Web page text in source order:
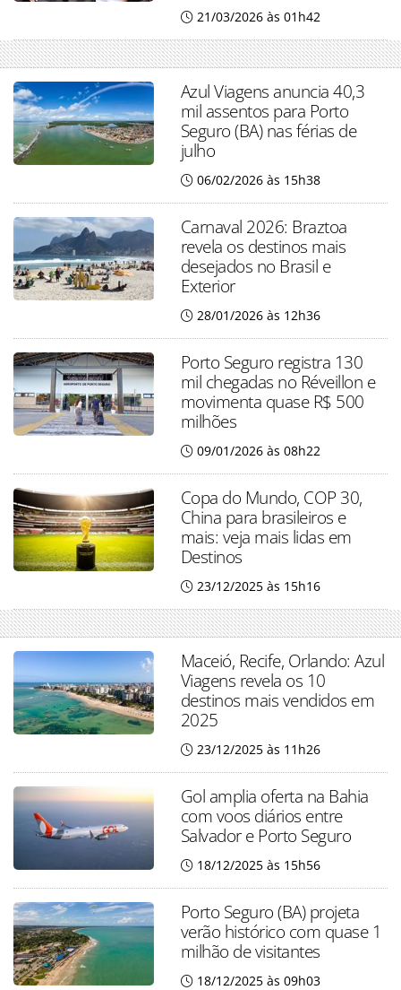
21/03/2026 às 01h42
Azul Viagens anuncia 40,3
mil assentos para Porto
Seguro (BA) nas férias de
julho
06/02/2026 às 15h38
Carnaval 2026: Braztoa
revela os destinos mais
desejados no Brasil e
Exterior
28/01/2026 às 12h36
Porto Seguro registra 130
mil chegadas no Réveillon e
movimenta quase R$ 500
milhões
09/01/2026 às 08h22
Copa do Mundo, COP 30,
China para brasileiros e
mais: veja mais lidas em
Destinos
23/12/2025 às 15h16
Maceió, Recife, Orlando: Azul
Viagens revela os 10
destinos mais vendidos em
2025
23/12/2025 às 11h26
Gol amplia oferta na Bahia
com voos diários entre
Salvador e Porto Seguro
18/12/2025 às 15h56
Porto Seguro (BA) projeta
verão histórico com quase 1
milhão de visitantes
18/12/2025 às 09h03